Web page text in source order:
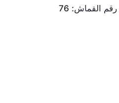
القماش: 76